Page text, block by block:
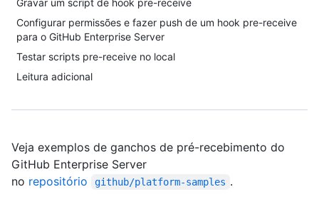
Gravar um script de hook pre-receive
Configurar permissões e fazer push de um hook pre-receive
para o GitHub Enterprise Server
Testar scripts pre-receive no local
Leitura adicional
Veja exemplos de ganchos de pré-recebimento do
GitHub Enterprise Server
no repositório github/platform-samples .